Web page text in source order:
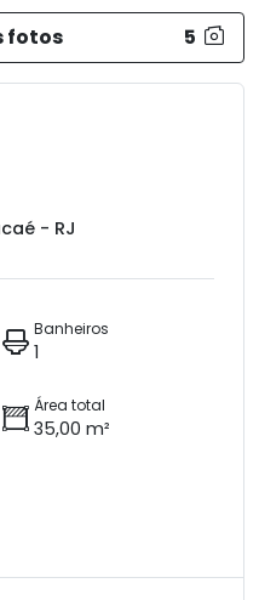
fotos 5
- RJ
Banheiros
1
Área total
35,00 m²